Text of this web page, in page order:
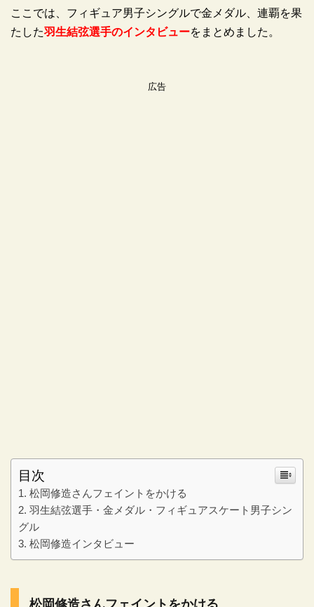
ここでは、フィギュア男子シングルで金メダル、連覇を果
たした羽生結弦選手のインタビューをまとめました。
広告
目次
松岡修造さんフェイントをかける
羽生結弦選手・金メダル・フィギュアスケート男子シン
グル
松岡修造インタビュー